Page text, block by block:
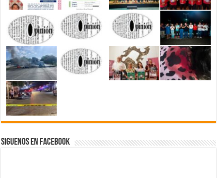
Siguenos en Facebook